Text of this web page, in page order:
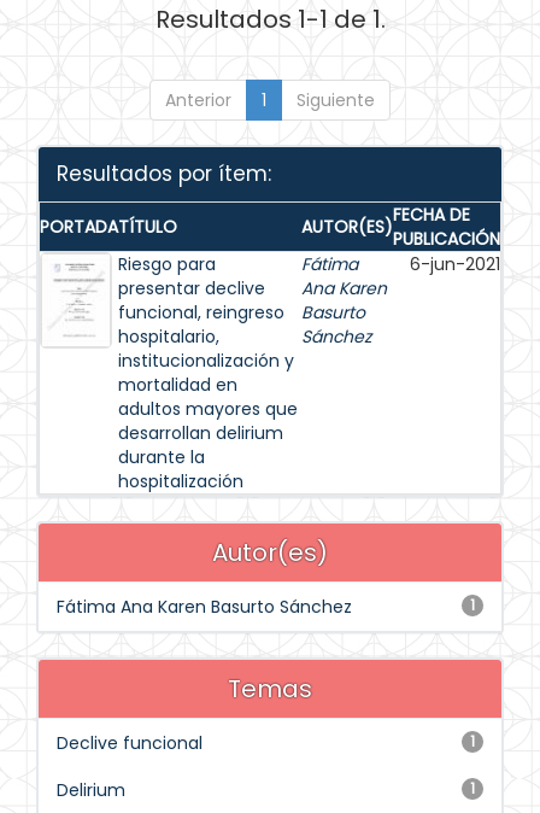
Resultados 1-1 de 1.
Anterior 1 Siguiente
Resultados por ítem:
PORTADATÍTULO AUTOR(ES)FECHA DE
PUBLICACIÓN
Riesgo para
presentar declive
funcional, reingreso
hospitalario,
institucionalización y
mortalidad en
adultos mayores que
desarrollan delirium
durante la
hospitalización
Fátima
Ana Karen
Basurto
Sánchez
6-jun-2021
Autor(es)
1
Fátima Ana Karen Basurto Sánchez
Temas
1
Declive funcional
1
Delirium